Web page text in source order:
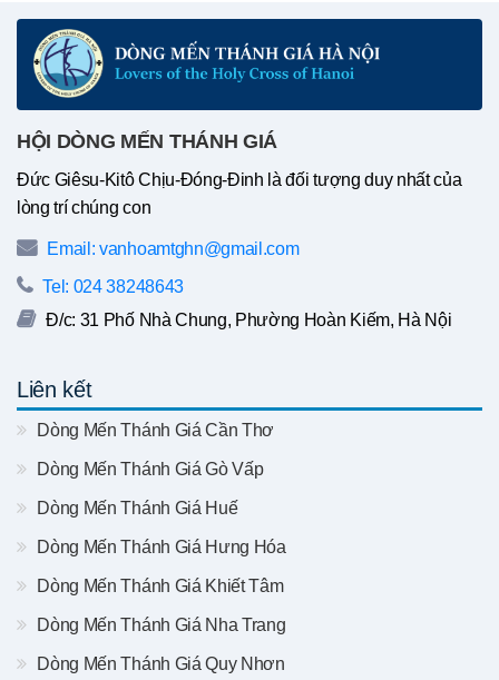
HỘI DÒNG MẾN THÁNH GIÁ
Đức Giêsu-Kitô Chịu-Đóng-Đinh là đối tượng duy nhất của
lòng trí chúng con
Email: vanhoamtghn@gmail.com
Tel: 024 38248643
Đ/c: 31 Phố Nhà Chung, Phường Hoàn Kiếm, Hà Nội
Liên kết
Dòng Mến Thánh Giá Cần Thơ
Dòng Mến Thánh Giá Gò Vấp
Dòng Mến Thánh Giá Huế
Dòng Mến Thánh Giá Hưng Hóa
Dòng Mến Thánh Giá Khiết Tâm
Dòng Mến Thánh Giá Nha Trang
Dòng Mến Thánh Giá Quy Nhơn